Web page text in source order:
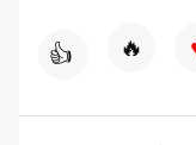
👍 🔥